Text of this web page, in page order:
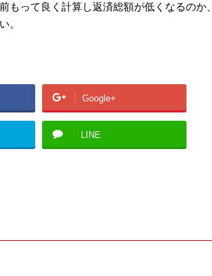
って良く計算し返済総額が低くなるのか、
。
Google+
LINE